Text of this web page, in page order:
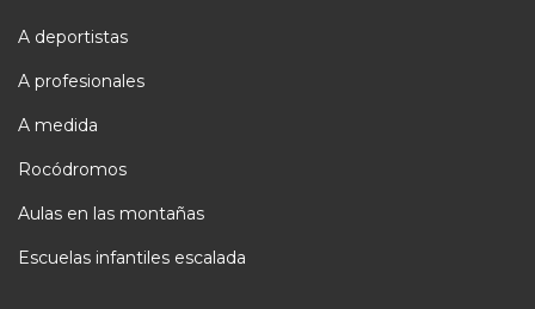
A deportistas
A profesionales
A medida
Rocódromos
Aulas en las montañas
Escuelas infantiles escalada